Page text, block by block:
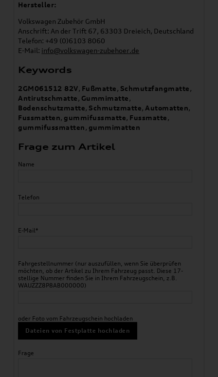
Hersteller:
Volkswagen Zubehör GmbH
Anschrift: An der Trift 67, 63303 Dreieich, Deutschland
Telefon: +49 (0)6103 8060
E-Mail: info@volkswagen-zubehoer.de
Keywords
2GM061512 82V, Fußmatte, Schmutzfangmatte,
Antirutschmatte, Gummimatte,
Bodenschutzmatte, Schmutzmatte, Automatten,
Fussmatten, gummifussmatte, Fussmatte,
gummifussmatten, gummimatten
Frage zum Artikel
Name
Telefon
E-Mail*
Fahrgestellnummer (nur auszufüllen, wenn Sie überprüfen
möchten, ob der Artikel zu Ihrem Fahrzeug passt. Diese 17-
stellige Nummer finden Sie in Ihrem Fahrzeugschein, z.B.
WAUZZZ8P8AB000000)
oder Foto vom Fahrzeugschein hochladen
Dateien von Festplatte hochladen
Frage